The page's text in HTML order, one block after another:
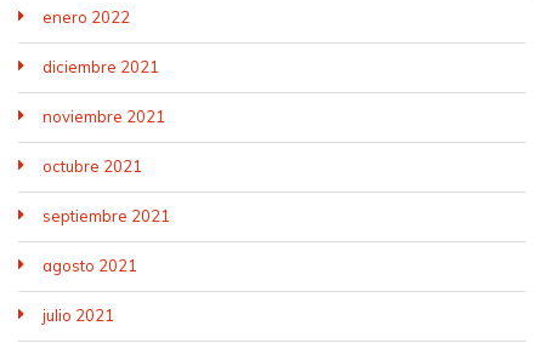
enero 2022
diciembre 2021
noviembre 2021
octubre 2021
septiembre 2021
agosto 2021
julio 2021